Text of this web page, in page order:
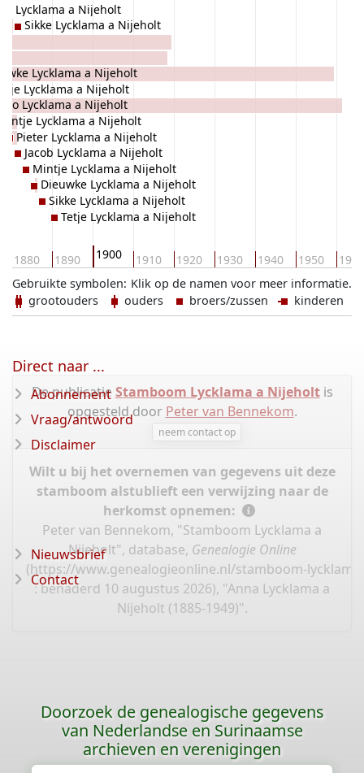
1880 1890 1900 1910 1920 1930 1940 1950 1960
Lycklama a Nijeholt
Lycklama a Nijeholt
Lycklama a Nijeholt
Lycklama a Nijeholt
Antje Lycklama a Nijeholt
Pieter Lycklama a Nijeholt
Sikke Lycklama a Nijeholt
Jacob Lycklama a Nijeholt
Mintje Lycklama a Nijeholt
Dieuwke Lycklama a Nijeholt
Sikke Lycklama a Nijeholt
Tetje Lycklama a Nijeholt
Klik op de namen voor meer informatie.
Gebruikte symbolen:
grootouders
ouders broers/zussen kinderen
De publicatie Stamboom Lycklama a Nijeholtis
opgesteld door Peter van Bennekom.
neem contact op
Wilt u bij het overnemen van gegevens uit deze
stamboom alstublieft een verwijzing naar de
herkomst opnemen:
Peter van Bennekom, "Stamboom Lycklama a
Nijeholt", database, Genealogie Online
(https://www.genealogieonline.nl/stamboom-
: benaderd 10 augustus 2026), "Anna Lycklama a
Nijeholt (1885-1949)".
Direct naar ...
Abonnement
Vraag/antwoord
Disclaimer
Nieuwsbrief
Contact
Doorzoek de genealogische gegevens
van Nederlandse en Surinaamse
archieven en verenigingen